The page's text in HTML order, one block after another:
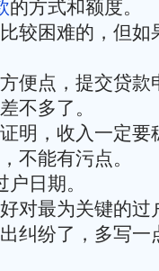
的方式和额度。
困难的，但如
点，提交贷款
不多了。
，收入一定要
不能有污点。
日期。
最为关键的过
纠纷了，多写一